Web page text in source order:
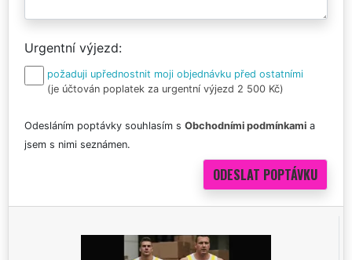
Urgentní výjezd
požaduji upřednostnit moji objednávku před ostatními
(je účtován poplatek za urgentní výjezd 2 500 Kč)
Odesláním poptávky souhlasím s Obchodními podmínkami a
jsem s nimi seznámen.